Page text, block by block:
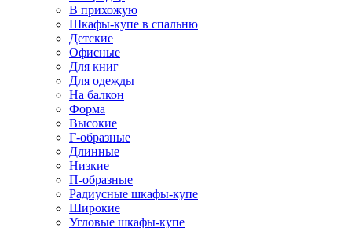
В прихожую
Шкафы-купе в спальню
Детские
Офисные
Для книг
Для одежды
На балкон
Форма
Высокие
Г-образные
Длинные
Низкие
П-образные
Радиусные шкафы-купе
Широкие
Угловые шкафы-купе